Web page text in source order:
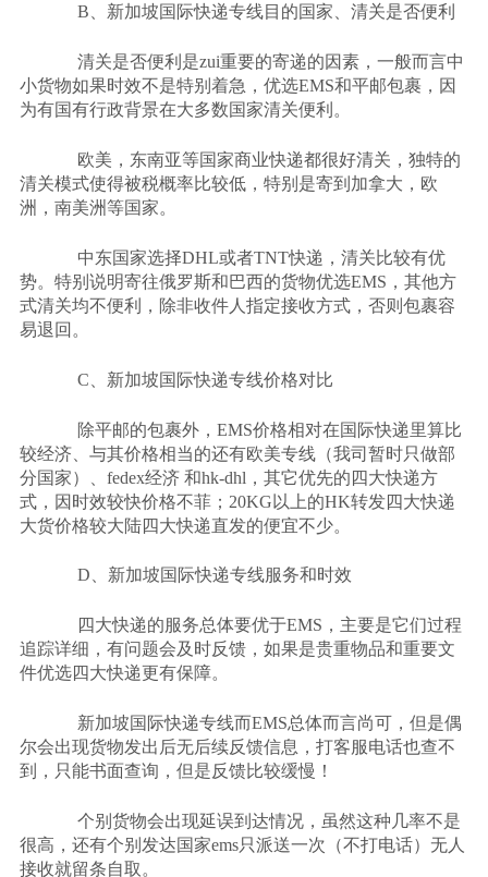
B 、新加坡国际快递专线目的国家、清关是否便利
清关是否便利是zui重要的寄递的因素，一般而言中
小货物如果时效不是特别着急，优选EMS和平邮包裹，因
为有国有行政背景在大多数国家清关便利。
欧美，东南亚等国家商业快递都很好清关，独特的
清关模式使得被税概率比较低，特别是寄到加拿大，欧
洲，南美洲等国家。
中东国家选择DHL或者TNT快递，清关比较有优
势。特别说明寄往俄罗斯和巴西的货物优选EMS ，其他方
式清关均不便利，除非收件人指定接收方式，否则包裹容
易退回。
C 、新加坡国际快递专线价格对比
除平邮的包裹外，EMS价格相对在国际快递里算比
较经济、与其价格相当的还有欧美专线（我司暂时只做部
分国家）、 fedex经济 和hk-dhl ，其它优先的四大快递方
式，因时效较快价格不菲； 20KG 以上的HK转发四大快递
大货价格较大陆四大快递直发的便宜不少。
D 、新加坡国际快递专线服务和时效
四大快递的服务总体要优于EMS ，主要是它们过程
追踪详细，有问题会及时反馈，如果是贵重物品和重要文
件优选四大快递更有保障。
新加坡国际快递专线而EMS总体而言尚可，但是偶
尔会出现货物发出后无后续反馈信息，打客服电话也查不
到，只能书面查询，但是反馈比较缓慢！
个别货物会出现延误到达情况，虽然这种几率不是
很高，还有个别发达国家ems只派送一次（不打电话）无人
接收就留条自取。